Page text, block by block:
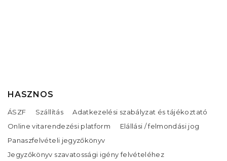
HASZNOS
ÁSZF Szállítás
Adatkezelési szabályzat és tájékoztató
Online vitarendezési platform
Elállási / felmondási jog
Panaszfelvételi jegyzőkönyv
Jegyzőkönyv szavatossági igény felvételéhez